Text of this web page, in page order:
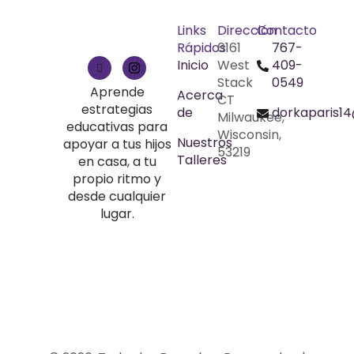
Aprende
estrategias
educativas para
apoyar a tus hijos
en casa, a tu
propio ritmo y
desde cualquier
lugar.
Links
Rápidos
Inicio
Acerca
de
Nuestros
Talleres
Dirección
6161
West
Stack
CT
Milwaukee,
Wisconsin,
53219
Contacto
767-
409-
0549